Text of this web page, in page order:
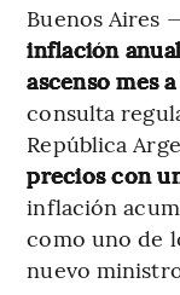
Buenos Aires
inflación
ascenso mes
consulta
República
precios con
inflación
como uno de
nuevo